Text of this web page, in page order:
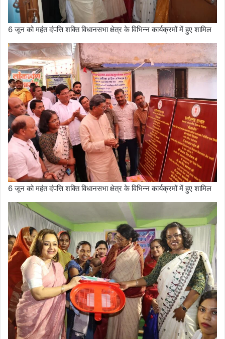
6 जून को महंत दंपत्ति शक्ति विधानसभा क्षेत्र के विभिन्न कार्यक्रमों में हुए शामिल
6 जून को महंत दंपत्ति शक्ति विधानसभा क्षेत्र के विभिन्न कार्यक्रमों में हुए शामिल